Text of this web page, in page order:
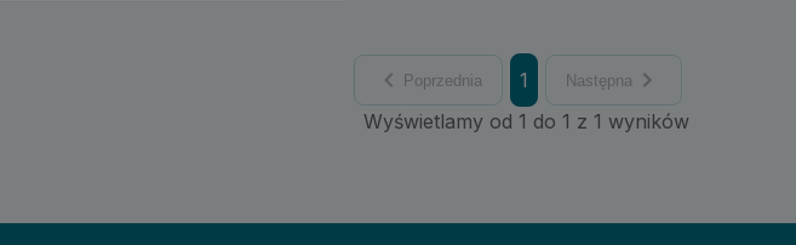
Poprzednia 1 Następna
Wyświetlamy od 1 do 1 z 1 wyników